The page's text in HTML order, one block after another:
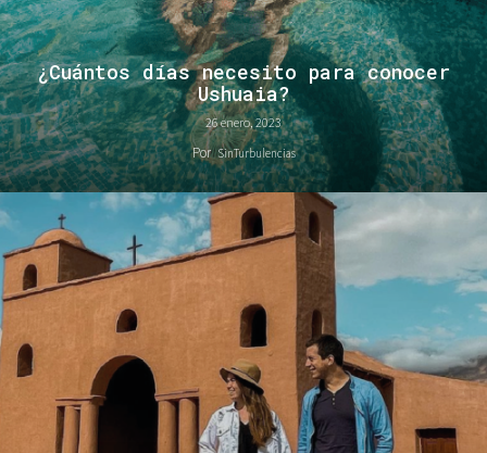
¿Cuántos días necesito para conocer
Ushuaia?
26 enero, 2023
Por SinTurbulencias